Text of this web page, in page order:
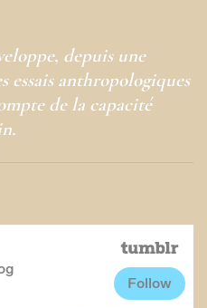
depuis une
essais anthropologiques
de la capacité